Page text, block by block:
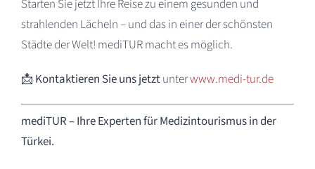
Starten Sie jetzt Ihre Reise zu einem gesunden und
strahlenden Lächeln – und das in einer der schönsten
Städte der Welt! mediTUR macht es möglich.
📩 Kontaktieren Sie uns jetztunterwww.medi-tur.de
mediTUR – Ihre Experten für Medizintourismus in der
Türkei.